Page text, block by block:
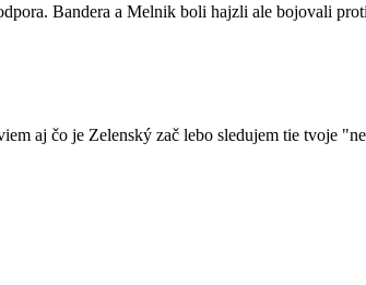
Bandera a Melnik boli hajzli ale bojovali
aj čo je Zelenský zač lebo sledujem tie tvoje